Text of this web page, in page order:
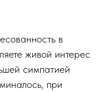
в
живой интерес
симпатией
при